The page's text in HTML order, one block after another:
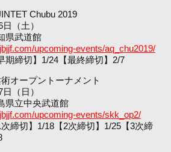
Chubu 2019
（土）
県武道館
upcoming-events/aq_chu2019/
期締切】1/24【最終締切】2/7
オープントーナメント
（日）
県立中央武道館
upcoming-events/skk_op2/
締切】1/18【2次締切】1/25【3次締